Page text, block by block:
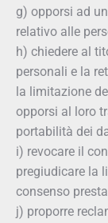
g) opporsi ad
relativo alle
h) chiedere al
personali e la
la limitazione
opporsi al loro
portabilità dei
i) revocare il
pregiudicare la
consenso
j) proporre